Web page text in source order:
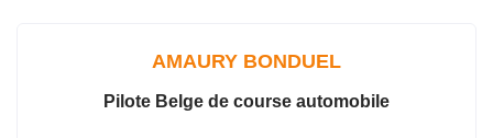
AMAURY BONDUEL
Pilote Belge de course automobile